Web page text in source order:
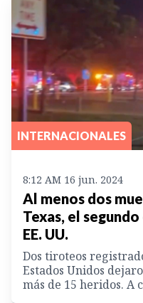
INTERNACIONALES
8:12 AM 16 jun. 2024
Al menos dos
Texas, el
EE. UU.
Dos tiroteos
Estados Unidos
más de 15 heridos. A